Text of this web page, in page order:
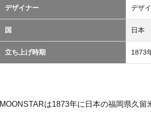
バ
イ
ヤ
ー
が
見
お
デザイナー デザ
国 日本
立ち上げ時期 1873
MOONSTARは1873年に日本の福岡県久留